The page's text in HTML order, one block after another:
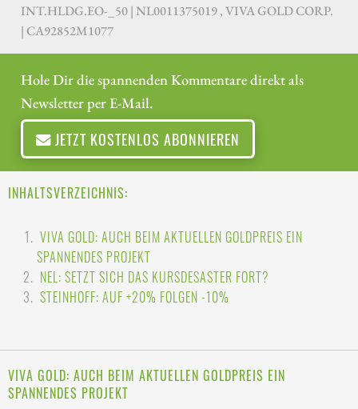
INT.HLDG.EO-_50 | NL0011375019 , VIVA GOLD CORP.
| CA92852M1077
Hole Dir die spannenden Kommentare direkt als
Newsletter per E-Mail.
JETZT KOSTENLOS ABONNIEREN
INHALTSVERZEICHNIS:
VIVA GOLD: AUCH BEIM AKTUELLEN GOLDPREIS EIN
SPANNENDES PROJEKT
NEL: SETZT SICH DAS KURSDESASTER FORT?
STEINHOFF: AUF +20% FOLGEN -10%
VIVA GOLD: AUCH BEIM AKTUELLEN GOLDPREIS EIN
SPANNENDES PROJEKT